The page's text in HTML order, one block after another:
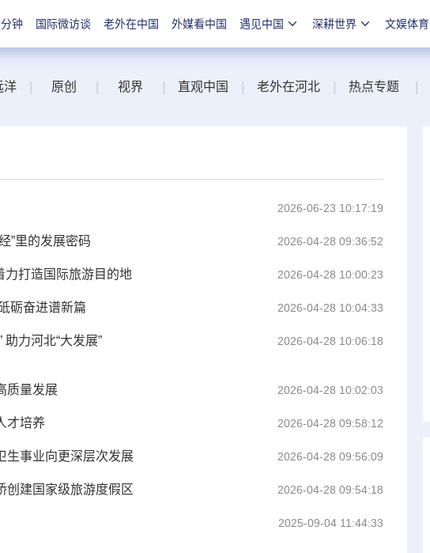
钟 国际微访谈 老外在中国 外媒看中国 遇见中国 深耕世界 文娱体育
洋 原创 视界 直观中国 老外在河北 热点专题
2026-06-23 10:17:19
”里的发展密码 2026-04-28 09:36:52
力打造国际旅游目的地 2026-04-28 10:00:23
砺奋进谱新篇 2026-04-28 10:04:33
力河北“大发展” 2026-04-28 10:06:18
质量发展 2026-04-28 10:02:03
才培养 2026-04-28 09:58:12
生事业向更深层次发展 2026-04-28 09:56:09
创建国家级旅游度假区 2026-04-28 09:54:18
2025-09-04 11:44:33